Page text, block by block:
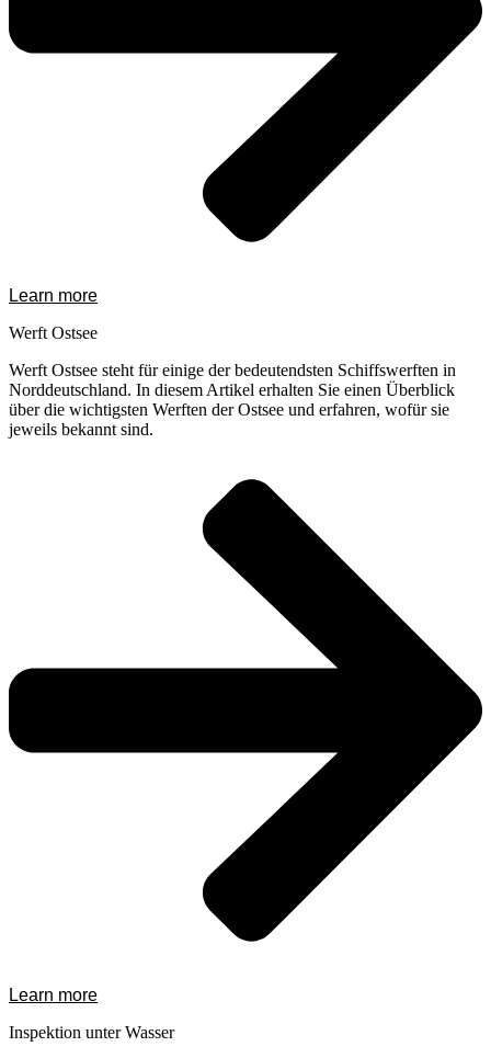
Learn more
Werft Ostsee
Werft Ostsee steht für einige der bedeutendsten Schiffswerften in
Norddeutschland. In diesem Artikel erhalten Sie einen Überblick
über die wichtigsten Werften der Ostsee und erfahren, wofür sie
jeweils bekannt sind.
Learn more
Inspektion unter Wasser